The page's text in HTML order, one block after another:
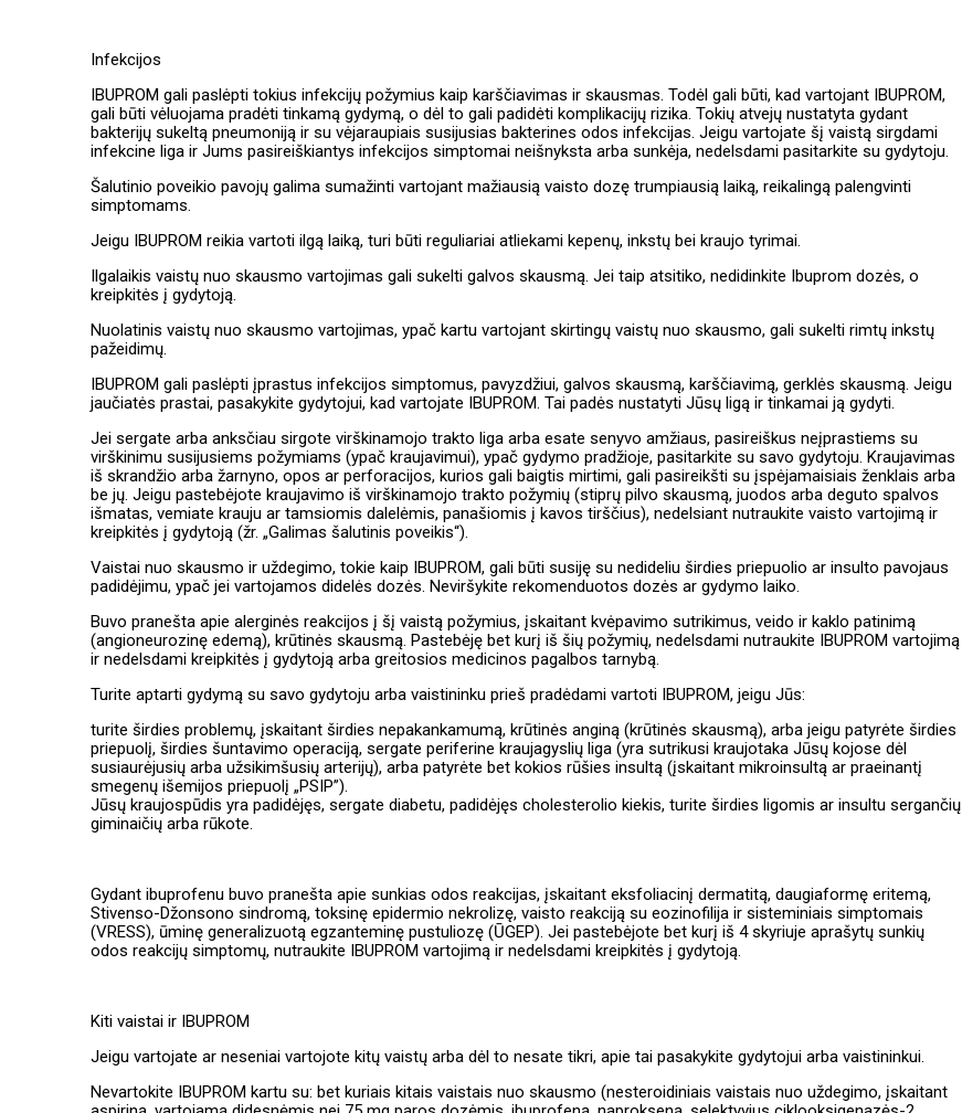
Infekcijos
IBUPROM gali paslėpti tokius infekcijų požymius kaip karščiavimas ir skausmas. Todėl gali būti, kad vartojant IBUPROM,
gali būti vėluojama pradėti tinkamą gydymą, o dėl to gali padidėti komplikacijų rizika. Tokių atvejų nustatyta gydant
bakterijų sukeltą pneumoniją ir su vėjaraupiais susijusias bakterines odos infekcijas. Jeigu vartojate šį vaistą sirgdami
infekcine liga ir Jums pasireiškiantys infekcijos simptomai neišnyksta arba sunkėja, nedelsdami pasitarkite su gydytoju.
Šalutinio poveikio pavojų galima sumažinti vartojant mažiausią vaisto dozę trumpiausią laiką, reikalingą palengvinti
simptomams.
Jeigu IBUPROM reikia vartoti ilgą laiką, turi būti reguliariai atliekami kepenų, inkstų bei kraujo tyrimai.
Ilgalaikis vaistų nuo skausmo vartojimas gali sukelti galvos skausmą. Jei taip atsitiko, nedidinkite Ibuprom dozės, o
kreipkitės į gydytoją.
Nuolatinis vaistų nuo skausmo vartojimas, ypač kartu vartojant skirtingų vaistų nuo skausmo, gali sukelti rimtų inkstų
pažeidimų.
IBUPROM gali paslėpti įprastus infekcijos simptomus, pavyzdžiui, galvos skausmą, karščiavimą, gerklės skausmą. Jeigu
jaučiatės prastai, pasakykite gydytojui, kad vartojate IBUPROM. Tai padės nustatyti Jūsų ligą ir tinkamai ją gydyti.
Jei sergate arba anksčiau sirgote virškinamojo trakto liga arba esate senyvo amžiaus, pasireiškus neįprastiems su
virškinimu susijusiems požymiams (ypač kraujavimui), ypač gydymo pradžioje, pasitarkite su savo gydytoju. Kraujavimas
iš skrandžio arba žarnyno, opos ar perforacijos, kurios gali baigtis mirtimi, gali pasireikšti su įspėjamaisiais ženklais arba
be jų. Jeigu pastebėjote kraujavimo iš virškinamojo trakto požymių (stiprų pilvo skausmą, juodos arba deguto spalvos
išmatas, vemiate krauju ar tamsiomis dalelėmis, panašiomis į kavos tirščius), nedelsiant nutraukite vaisto vartojimą ir
kreipkitės į gydytoją (žr. „Galimas šalutinis poveikis“).
Vaistai nuo skausmo ir uždegimo, tokie kaip IBUPROM, gali būti susiję su nedideliu širdies priepuolio ar insulto pavojaus
padidėjimu, ypač jei vartojamos didelės dozės. Neviršykite rekomenduotos dozės ar gydymo laiko.
Buvo pranešta apie alerginės reakcijos į šį vaistą požymius, įskaitant kvėpavimo sutrikimus, veido ir kaklo patinimą
(angioneurozinę edemą), krūtinės skausmą. Pastebėję bet kurį iš šių požymių, nedelsdami nutraukite IBUPROM vartojimą
ir nedelsdami kreipkitės į gydytoją arba greitosios medicinos pagalbos tarnybą.
Turite aptarti gydymą su savo gydytoju arba vaistininku prieš pradėdami vartoti IBUPROM, jeigu Jūs:
turite širdies problemų, įskaitant širdies nepakankamumą, krūtinės anginą (krūtinės skausmą), arba jeigu patyrėte širdies
priepuolį, širdies šuntavimo operaciją, sergate periferine kraujagyslių liga (yra sutrikusi kraujotaka Jūsų kojose dėl
susiaurėjusių arba užsikimšusių arterijų), arba patyrėte bet kokios rūšies insultą (įskaitant mikroinsultą ar praeinantį
smegenų išemijos priepuolį „PSIP”).
Jūsų kraujospūdis yra padidėjęs, sergate diabetu, padidėjęs cholesterolio kiekis, turite širdies ligomis ar insultu sergančių
giminaičių arba rūkote.
Gydant ibuprofenu buvo pranešta apie sunkias odos reakcijas, įskaitant eksfoliacinį dermatitą, daugiaformę eritemą,
Stivenso-Džonsono sindromą, toksinę epidermio nekrolizę, vaisto reakciją su eozinofilija ir sisteminiais simptomais
(VRESS), ūminę generalizuotą egzanteminę pustuliozę (ŪGEP). Jei pastebėjote bet kurį iš 4 skyriuje aprašytų sunkių
odos reakcijų simptomų, nutraukite IBUPROM vartojimą ir nedelsdami kreipkitės į gydytoją.
Kiti vaistai ir IBUPROM
Jeigu vartojate ar neseniai vartojote kitų vaistų arba dėl to nesate tikri, apie tai pasakykite gydytojui arba vaistininkui.
Nevartokite IBUPROM kartu su: bet kuriais kitais vaistais nuo skausmo (nesteroidiniais vaistais nuo uždegimo, įskaitant